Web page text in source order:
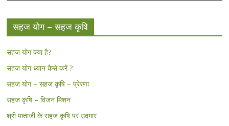
सहज योग – सहज कृषि
सहज योग क्या है?
सहज योग ध्यान कैसे करें ?
सहज योग – सहज कृषि – प्रेरणा
सहज कृषि – विजन मिशन
श्री माताजी के सहज कृषि पर उदगार